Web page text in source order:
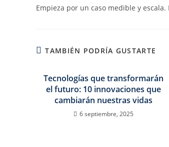
Empieza por un caso medible y escala.
TAMBIÉN PODRÍA GUSTARTE
Tecnologías que transformarán
el futuro: 10 innovaciones que
cambiarán nuestras vidas
6 septiembre, 2025